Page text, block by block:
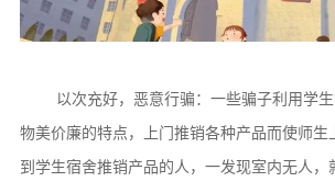
以次充好，恶意行骗：一些骗子利用学
物美价廉的特点，上门推销各种产品而使师生
到学生宿舍推销产品的人，一发现室内无人，